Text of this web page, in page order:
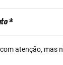
*
atenção, mas